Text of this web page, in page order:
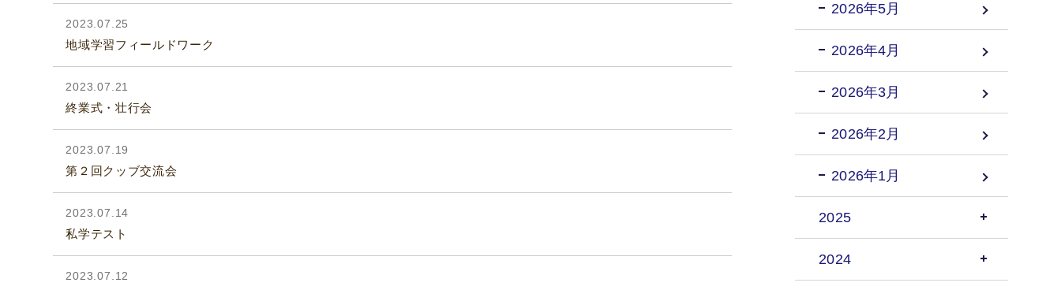
2023.07.25
地域学習フィールドワーク
2023.07.21
終業式・壮行会
2023.07.19
第２回クッブ交流会
2023.07.14
私学テスト
2023.07.12
2026年5月
2026年4月
2026年3月
2026年2月
2026年1月
2025
2024